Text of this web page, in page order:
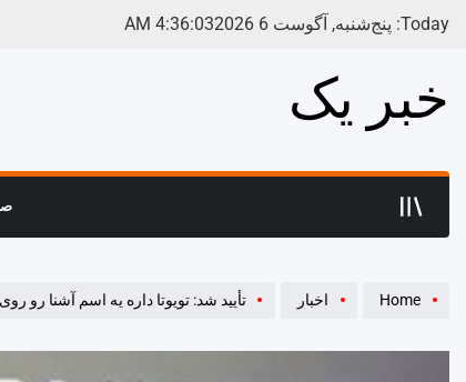
Today: پنج‌شنبه, آگوست 6 2026 4:36:04
AM
خبر یک
Home اخبار تأیید شد: تویوتا داره یه اسم آشنا